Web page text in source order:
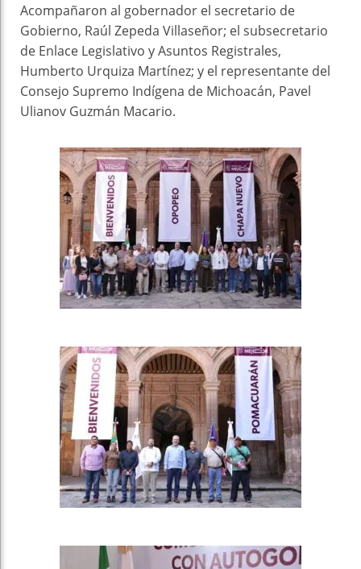
Acompañaron al gobernador el secretario de
Gobierno, Raúl Zepeda Villaseñor; el subsecretario
de Enlace Legislativo y Asuntos Registrales,
Humberto Urquiza Martínez; y el representante del
Consejo Supremo Indígena de Michoacán, Pavel
Ulianov Guzmán Macario.